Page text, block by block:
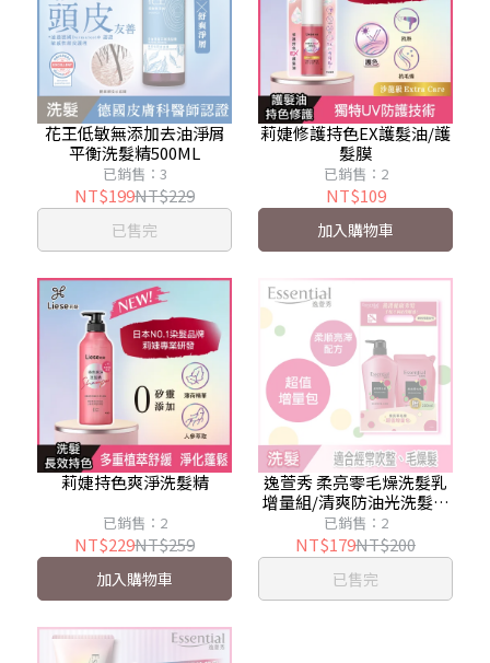
花王低敏無添加去油淨屑
平衡洗髮精500ML
已銷售：3
NT$199NT$229
已售完
莉婕修護持色EX護髮油/護
髮膜
已銷售：2
NT$109
加入購物車
莉婕持色爽淨洗髮精
已銷售：2
NT$229NT$259
加入購物車
逸萱秀 柔亮零毛燥洗髮乳
增量組/清爽防油光洗髮精
增量組
已銷售：2
NT$179NT$200
已售完